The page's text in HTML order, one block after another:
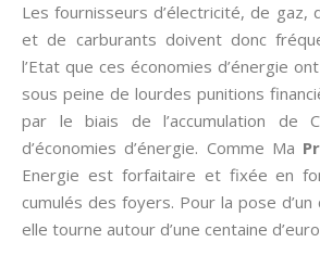
Les fournisseurs d’électricité, de gaz,
et de carburants doivent donc
l’Etat que ces économies d’énergie
sous peine de lourdes punitions
par le biais de l’accumulation de
d’économies d’énergie. Comme Ma
Energie est forfaitaire et fixée en
cumulés des foyers. Pour la pose d’un
elle tourne autour d’une centaine